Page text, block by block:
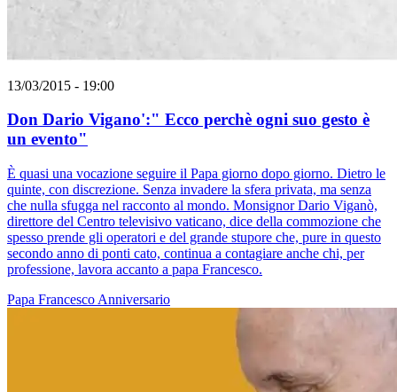
13/03/2015 - 19:00
Don Dario Vigano':" Ecco perchè ogni suo gesto è
un evento"
È quasi una vocazione seguire il Papa giorno dopo giorno. Dietro le
quinte, con discrezione. Senza invadere la sfera privata, ma senza
che nulla sfugga nel racconto al mondo. Monsignor Dario Viganò,
direttore del Centro televisivo vaticano, dice della commozione che
spesso prende gli operatori e del grande stupore che, pure in questo
secondo anno di ponti cato, continua a contagiare anche chi, per
professione, lavora accanto a papa Francesco.
Papa Francesco Anniversario